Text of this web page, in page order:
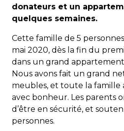
donateurs et un
quelques semaines.
Cette famille de 5
mai 2020, dès la fin du
dans un grand
Nous avons fait un grand
meubles, et toute la famille
avec bonheur. Les parents
d’être en sécurité, et
personnes.